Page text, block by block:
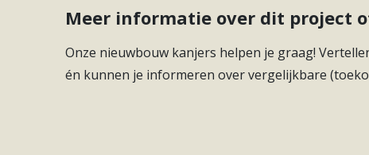
Meer informatie over dit project
Onze nieuwbouw kanjers helpen je graag!
én kunnen je informeren over vergelijkbare